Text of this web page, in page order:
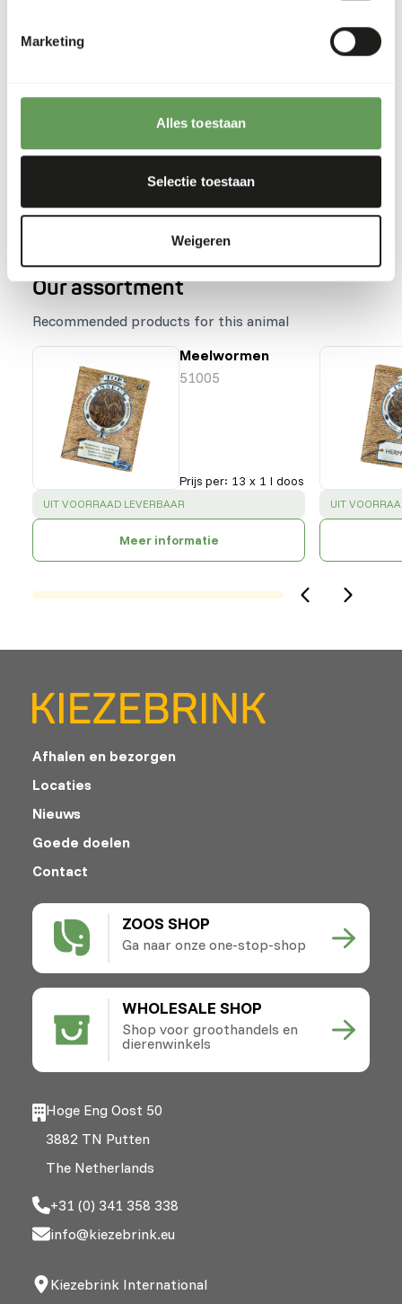
Marketing
Alles toestaan
Selectie toestaan
Weigeren
The supplements should be given according to
the labelling.
Stimulate foraging behaviour by stacking,
hanging or hiding the feed (read more about
Terug naar database
Our assortment
Recommended products for this animal
Meelwormen
51005
Prijs per: 13 x 1 l doos
SUCCESS:
UIT VOORRAAD LEVERBAAR
Meer informatie
SUCCESS:
UIT
ZOOS SHOP
Ga naar onze one-stop-shop
WHOLESALE SHOP
Shop voor groothandels en
dierenwinkels
Afhalen en bezorgen
Locaties
Nieuws
Goede doelen
Contact
Hoge Eng Oost 50
3882 TN Putten
The Netherlands
+31 (0) 341 358 338
info@kiezebrink.eu
Kiezebrink International